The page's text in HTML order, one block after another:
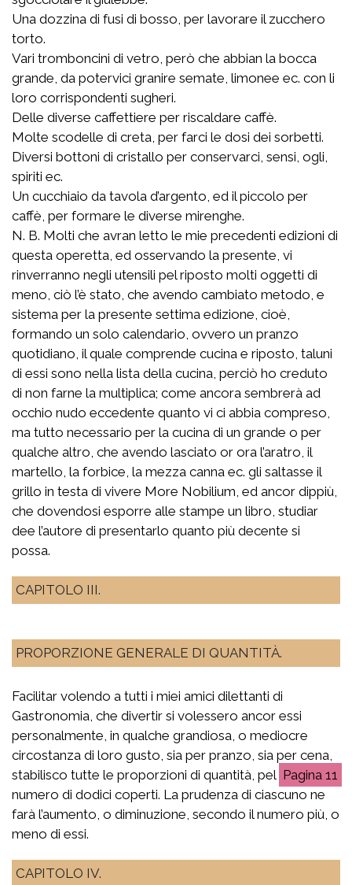
Una dozzina di fusi di bosso, per lavorare il zucchero
torto.
Vari tromboncini di vetro, però che abbian la bocca
grande, da potervici granire semate, limonee ec. con li
loro corrispondenti sugheri.
Delle diverse caffettiere per riscaldare caffè.
Molte scodelle di creta, per farci le dosi dei sorbetti.
Diversi bottoni di cristallo per conservarci, sensi, ogli,
spiriti ec.
Un cucchiaio da tavola d’argento, ed il piccolo per
caffè, per formare le diverse mirenghe.
N. B. Molti che avran letto le mie precedenti edizioni di
questa operetta, ed osservando la presente, vi
rinverranno negli utensili pel riposto molti oggetti di
meno, ciò l’è stato, che avendo cambiato metodo, e
sistema per la presente settima edizione, cioè,
formando un solo calendario, ovvero un pranzo
quotidiano, il quale comprende cucina e riposto, taluni
di essi sono nella lista della cucina, perciò ho creduto
di non farne la multiplica; come ancora sembrerà ad
occhio nudo eccedente quanto vi ci abbia compreso,
ma tutto necessario per la cucina di un grande o per
qualche altro, che avendo lasciato or ora l’aratro, il
martello, la forbice, la mezza canna ec. gli saltasse il
grillo in testa di vivere More Nobilium, ed ancor dippiù,
che dovendosi esporre alle stampe un libro, studiar
dee l’autore di presentarlo quanto più decente si
possa.
CAPITOLO III.
PROPORZIONE GENERALE DI QUANTITÀ.
Facilitar volendo a tutti i miei amici dilettanti di
Gastronomia, che divertir si volessero ancor essi
personalmente, in qualche grandiosa, o mediocre
circostanza di loro gusto, sia per pranzo, sia per cena,
stabilisco tutte le proporzioni di quantità, pel
11
numero di dodici coperti. La prudenza di ciascuno ne
farà l’aumento, o diminuzione, secondo il numero più, o
meno di essi.
CAPITOLO IV.